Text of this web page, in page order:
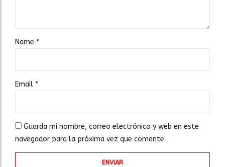
Name *
Email *
Guarda mi nombre, correo electrónico y web en este
navegador para la próxima vez que comente.